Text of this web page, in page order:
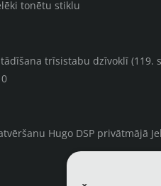
tonētu stiklu
trīsistabu dzīvoklī (119.
Hugo DSP privātmājā